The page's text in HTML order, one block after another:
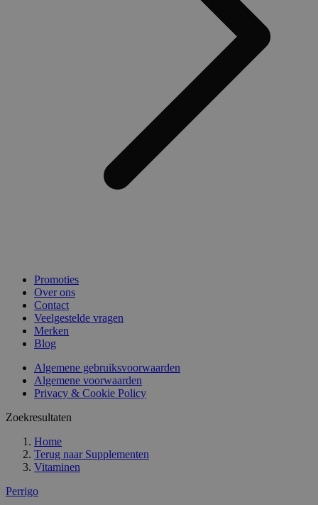
Promoties
Over ons
Contact
Veelgestelde vragen
Merken
Blog
Algemene gebruiksvoorwaarden
Algemene voorwaarden
Privacy & Cookie Policy
Zoekresultaten
Home
Terug naar Supplementen
Vitaminen
Perrigo